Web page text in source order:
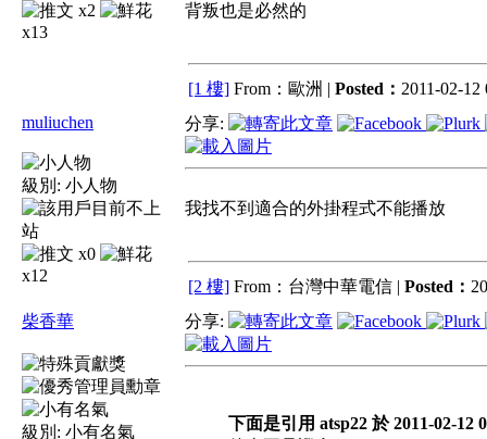
x2
x13
背叛也是必然的
[1 樓] From：歐洲 | Posted： 2011-02-12
muliuchen
級別: 小人物
x0
x12
分享:
我找不到適合的外掛程式不能播放
[2 樓] From：台灣中華電信 | Posted：
柴香華
級別: 小有名氣
分享:
下面是引用 atsp22 於 2011-02-12